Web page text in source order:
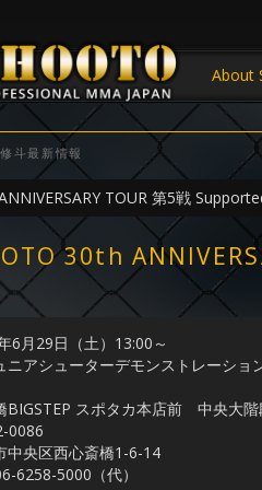
About
修斗最新情報
TOUR 第5戦
30th
6月29日（土）13:00～
ューターデモンストレーション
BIGSTEP スポタカ本店前 中央大階
区西心斎橋1-6-14
5000（代）